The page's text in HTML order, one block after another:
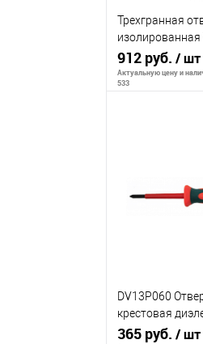
Трехгранная
изолированная
шт) (замена для
912 руб. / шт
Актуальную цену и
533
К сравнению
DV13P060
крестовая
PH0х60 мм
365 руб. / шт